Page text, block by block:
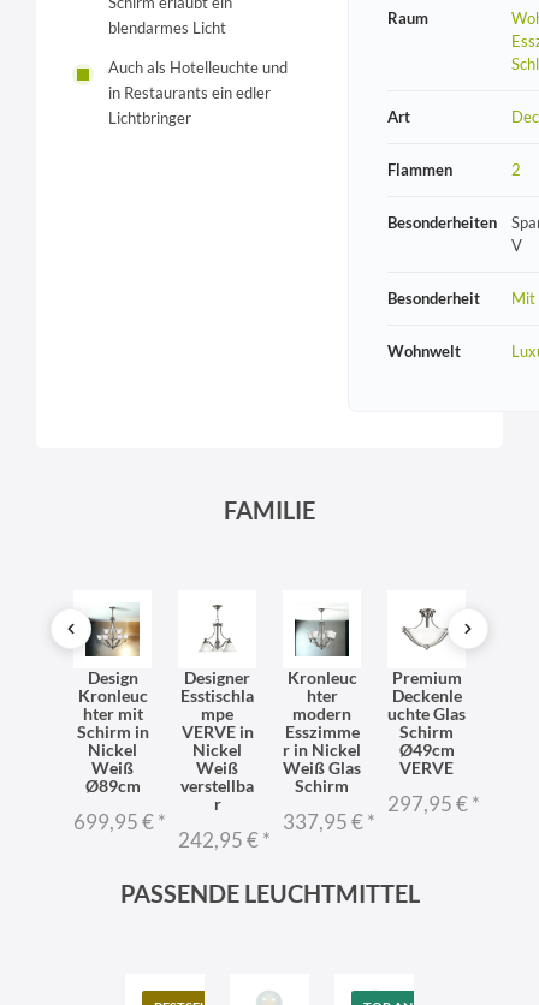
blendarmes Licht
Auch als Hotelleuchte und
in Restaurants ein edler
Lichtbringer
Raum
Art
Flammen 2
Besonderheiten
V
Besonderheit Mit
Wohnwelt
FAMILIE
Design
Kronleuc
hter mit
Schirm in
Nickel
Weiß
Ø89cm
699,95 €*
Designer
Esstischla
mpe
VERVE in
Nickel
Weiß
verstellba
r
242,95 €*
Kronleuc
hter
modern
Esszimme
r in Nickel
Weiß Glas
Schirm
337,95 €*
Premium
Deckenle
uchte Glas
Schirm
Ø49cm
VERVE
297,95 €*
PASSENDE LEUCHTMITTEL